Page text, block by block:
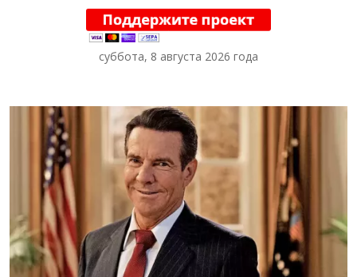
суббота, 8 августа 2026 года